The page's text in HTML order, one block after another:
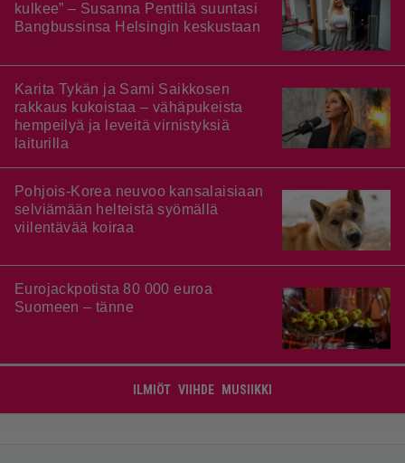
kulkee” – Susanna Penttilä suuntasi
Bangbussinsa Helsingin keskustaan
Karita Tykän ja Sami Saikkosen
rakkaus kukoistaa – vähäpukeista
hempeilyä ja leveitä virnistyksiä
laiturilla
Pohjois-Korea neuvoo kansalaisiaan
selviämään helteistä syömällä
viilentävää koiraa
Eurojackpotista 80 000 euroa
Suomeen – tänne
ILMIÖT VIIHDE MUSIIKKI